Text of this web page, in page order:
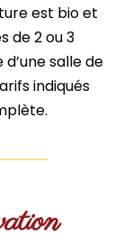
est bio et
de 2 ou 3
salle de
indiqués